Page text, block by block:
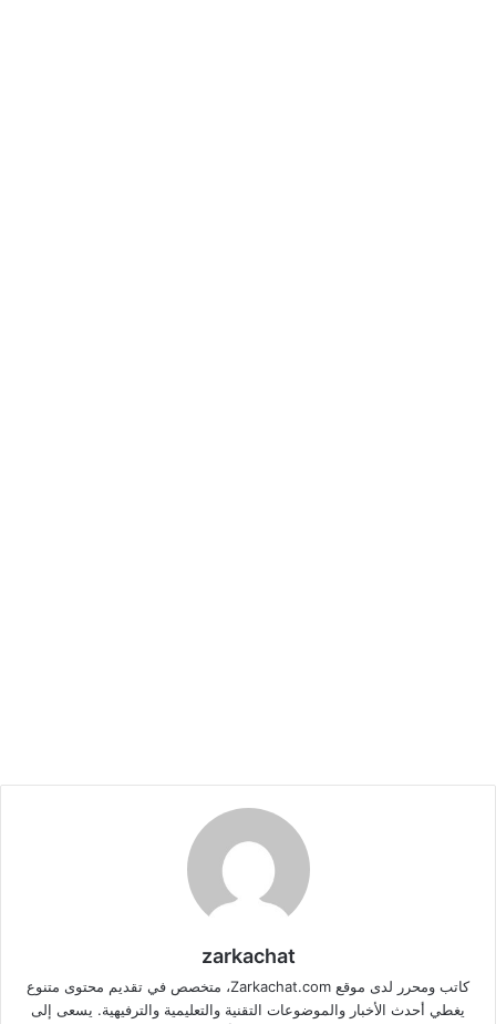
zarkachat
كاتب ومحرر لدى موقع Zarkachat.com، متخصص في تقديم محتوى متنوع
يغطي أحدث الأخبار والموضوعات التقنية والتعليمية والترفيهية. يسعى إلى